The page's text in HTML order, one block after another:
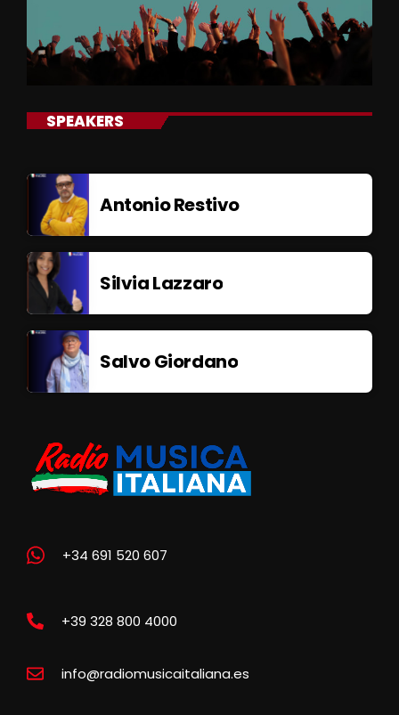
SPEAKERS
Antonio Restivo
Silvia Lazzaro
Salvo Giordano
+34 691 520 607
+39 328 800 4000
info@radiomusicaitaliana.es